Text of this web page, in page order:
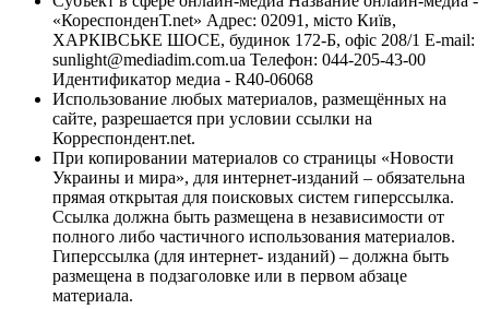
«КореспонденТ.net» Адрес: 02091, місто Київ,
ХАРКІВСЬКЕ ШОСЕ, будинок 172-Б, офіс 208/1 E-mail:
sunlight@mediadim.com.ua Телефон: 044-205-43-00
Идентификатор медиа - R40-06068
Использование любых материалов, размещённых на
сайте, разрешается при условии ссылки на
Корреспондент.net.
При копировании материалов со страницы «Новости
Украины и мира», для интернет-изданий – обязательна
прямая открытая для поисковых систем гиперссылка.
Ссылка должна быть размещена в независимости от
полного либо частичного использования материалов.
Гиперссылка (для интернет- изданий) – должна быть
размещена в подзаголовке или в первом абзаце
материала.